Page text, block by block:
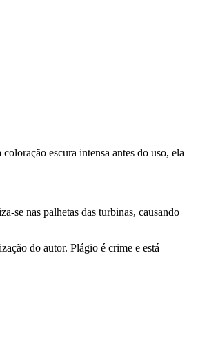
escura intensa antes do uso, ela
se nas palhetas das turbinas, causando
do autor. Plágio é crime e está